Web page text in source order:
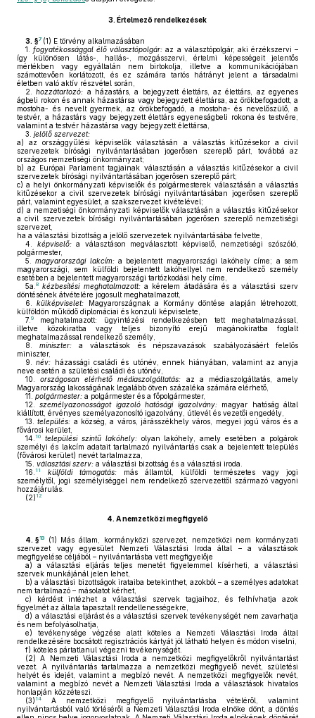
3. Értelmező rendelkezések
3. §7 (1) E törvény alkalmazásában
1.
fogyatékossággal élő választópolgár: az a választópolgár, aki érzékszervi –
így különösen látás-, hallás-, mozgásszervi, értelmi képességeit jelentős
mértékben vagy egyáltalán nem birtokolja, illetve a kommunikációjában
számottevően korlátozott, és ez számára tartós hátrányt jelent a társadalmi
életben való aktív részvétel során,
2.
hozzátartozó: a házastárs, a bejegyzett élettárs, az élettárs, az egyenes
ágbeli rokon és annak házastársa vagy bejegyzett élettársa, az örökbefogadott, a
mostoha- és nevelt gyermek, az örökbefogadó, a mostoha- és nevelőszülő, a
testvér, a házastárs vagy bejegyzett élettárs egyeneságbeli rokona és testvére,
valamint a testvér házastársa vagy bejegyzett élettársa,
3. jelölő szervezet:
a) az országgyűlési képviselők választásán a választás kitűzésekor a civil
szervezetek bírósági nyilvántartásában jogerősen szereplő párt, továbbá az
országos nemzetiségi önkormányzat;
b) az Európai Parlament tagjainak választásán a választás kitűzésekor a civil
szervezetek bírósági nyilvántartásában jogerősen szereplő párt;
c) a helyi önkormányzati képviselők és polgármesterek választásán a választás
kitűzésekor a civil szervezetek bírósági nyilvántartásában jogerősen szereplő
párt, valamint egyesület, a szakszervezet kivételével;
d) a nemzetiségi önkormányzati képviselők választásán a választás kitűzésekor
a civil szervezetek bírósági nyilvántartásában jogerősen szereplő nemzetiségi
szervezet,
ha a választási bizottság a jelölő szervezetek nyilvántartásába felvette,
4.
képviselő:a választáson megválasztott képviselő, nemzetiségi szószóló,
polgármester,
5.
magyarországi lakcím:a bejelentett magyarországi lakóhely címe; a sem
magyarországi, sem külföldi bejelentett lakóhellyel nem rendelkező személy
esetében a bejelentett magyarországi tartózkodási hely címe,
5a. 8 kézbesítési meghatalmazott:a kérelem átadására és a választási szerv
döntésének átvételére jogosult meghatalmazott,
6.
külképviselet: Magyarországnak a Kormány döntése alapján létrehozott,
külföldön működő diplomáciai és konzuli képviselete,
7. 9
meghatalmazott: ügyintézési rendelkezésben tett meghatalmazással,
illetve közokiratba vagy teljes bizonyító erejű magánokiratba foglalt
meghatalmazással rendelkező személy,
8.
miniszter: a választások és népszavazások szabályozásáért felelős
miniszter,
9.
név: házassági családi és utónév, ennek hiányában, valamint az anyja
neve esetén a születési családi és utónév,
10.
országosan elérhető médiaszolgáltatás: az a médiaszolgáltatás, amely
Magyarország lakosságának legalább ötven százaléka számára elérhető,
11. polgármester: a polgármester és a főpolgármester,
12.
személyazonosságot igazoló hatósági igazolvány:magyar hatóság által
kiállított, érvényes személyazonosító igazolvány, útlevél és vezetői engedély,
13.
település: a község, a város, járásszékhely város, megyei jogú város és a
fővárosi kerület,
14. 10 települési szintű lakóhely:olyan lakóhely, amely esetében a polgárok
személyi és lakcím adatait tartalmazó nyilvántartás csak a bejelentett település
(fővárosi kerület) nevét tartalmazza,
15. választási szerv: a választási bizottság és a választási iroda.
16. 11 külföldi támogatás: más államtól, külföldi természetes vagy jogi
személytől, jogi személyiséggel nem rendelkező szervezettől származó vagyoni
hozzájárulás.
(2) 12
4. A nemzetközi megfigyelő
4. §13 (1) Más állam, kormányközi szervezet, nemzetközi nem kormányzati
szervezet vagy egyesület Nemzeti Választási Iroda által – a választások
megfigyelése céljából – nyilvántartásba vett megfigyelője
a) a választási eljárás teljes menetét figyelemmel kísérheti, a választási
szervek munkájánál jelen lehet,
b) a választási bizottságok irataiba betekinthet, azokból – a személyes adatokat
nem tartalmazó – másolatot kérhet,
c) kérdést intézhet a választási szervek tagjaihoz, és felhívhatja azok
figyelmét az általa tapasztalt rendellenességekre,
d) a választási eljárást és a választási szervek tevékenységét nem zavarhatja
és nem befolyásolhatja,
e) tevékenysége végzése alatt köteles a Nemzeti Választási Iroda által
rendelkezésére bocsátott regisztrációs kártyát jól látható helyen és módon viselni,
f) köteles pártatlanul végezni tevékenységét.
(2) A Nemzeti Választási Iroda a nemzetközi megfigyelőkről nyilvántartást
vezet. A nyilvántartás tartalmazza a nemzetközi megfigyelő nevét, születési
helyét és idejét, valamint a megbízó nevét. A nemzetközi megfigyelők nevét,
valamint a megbízó nevét a Nemzeti Választási Iroda a választások hivatalos
honlapján közzéteszi.
(3) 14
A nemzetközi megfigyelő nyilvántartásba vételéről, valamint
nyilvántartásból való törléséről a Nemzeti Választási Iroda elnöke dönt, a döntés